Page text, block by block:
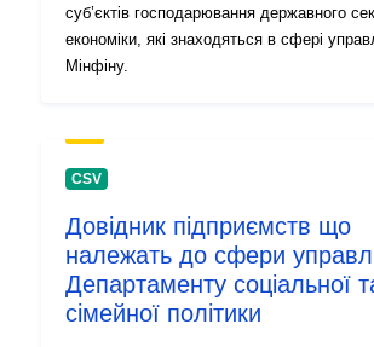
суб’єктів господарювання державного
економіки, які знаходяться в сфері
Мінфіну.
CSV
Довідник підприємств що
належать до сфери
Департаменту соціальної
сімейної політики